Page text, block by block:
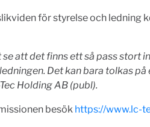
för styrelse och ledning
att det finns ett så pass stort
Det kan bara tolkas på
Holding AB (publ).
besök https://www.lc-